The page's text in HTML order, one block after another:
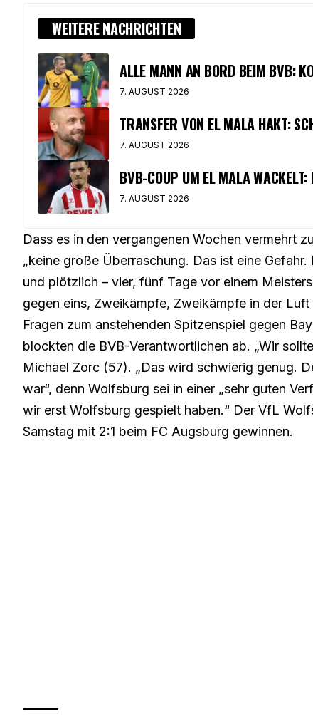
WEITERE NACHRICHTEN
ALLE MANN AN BORD BEIM BVB:
7. AUGUST 2026
TRANSFER VON EL MALA HAKT:
7. AUGUST 2026
BVB-COUP UM EL MALA WACKELT:
7. AUGUST 2026
Dass es in den vergangenen Wochen vermehrt
„keine große Überraschung. Das ist eine
und plötzlich – vier, fünf Tage vor einem
gegen eins, Zweikämpfe, Zweikämpfe in der
Fragen zum anstehenden Spitzenspiel gegen
blockten die BVB-Verantwortlichen ab. „Wir
Michael Zorc (57). „Das wird schwierig genug.
war“, denn Wolfsburg sei in einer „sehr guten
wir erst Wolfsburg gespielt haben.“ Der VfL
Samstag mit 2:1 beim FC Augsburg gewinnen.